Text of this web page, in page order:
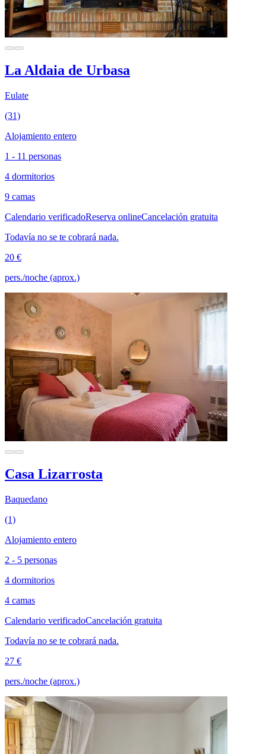
La Aldaia de Urbasa
Eulate
(31)
Alojamiento entero
1 - 11 personas
4 dormitorios
9 camas
Calendario verificadoReserva onlineCancelación gratuita
Todavía no se te cobrará nada.
20 €
pers./noche (aprox.)
Casa Lizarrosta
Baquedano
(1)
Alojamiento entero
2 - 5 personas
4 dormitorios
4 camas
Calendario verificadoCancelación gratuita
Todavía no se te cobrará nada.
27 €
pers./noche (aprox.)